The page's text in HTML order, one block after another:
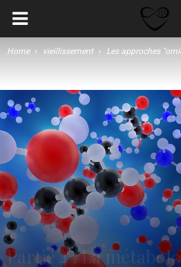
Home vieillissement Les approches
Partie 4 : La